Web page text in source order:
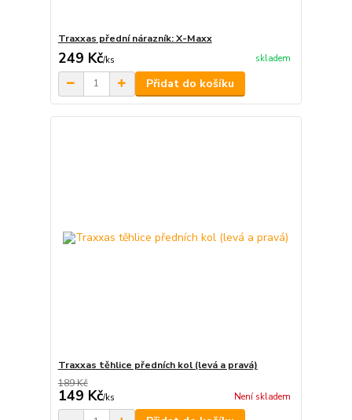
Traxxas přední nárazník: X-Maxx
249 Kč/ks skladem
Přidat do košíku
Traxxas těhlice předních kol (levá a pravá)
189 Kč
149 Kč/ks Není skladem